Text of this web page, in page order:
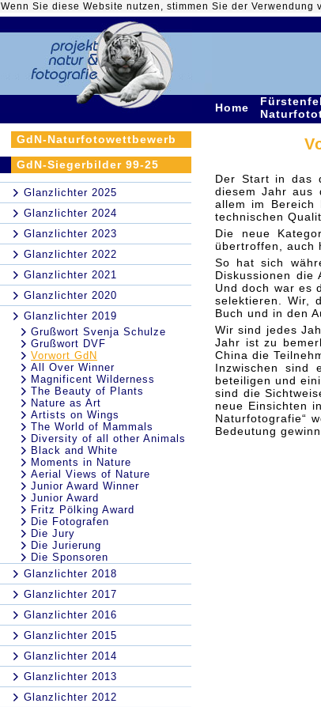
Wenn Sie diese Website nutzen, stimmen Sie der Verwendung
Home
GdN-Naturfotowettbewerb
GdN-Siegerbilder 99-25
Glanzlichter 2025
Glanzlichter 2024
Glanzlichter 2023
Glanzlichter 2022
Glanzlichter 2021
Glanzlichter 2020
Glanzlichter 2019
Grußwort Svenja Schulze
Grußwort DVF
Vorwort GdN
All Over Winner
Magnificent Wilderness
The Beauty of Plants
Nature as Art
Artists on Wings
The World of Mammals
Diversity of all other Animals
Black and White
Moments in Nature
Aerial Views of Nature
Junior Award Winner
Junior Award
Fritz Pölking Award
Die Fotografen
Die Jury
Die Jurierung
Die Sponsoren
Glanzlichter 2018
Glanzlichter 2017
Glanzlichter 2016
Glanzlichter 2015
Glanzlichter 2014
Glanzlichter 2013
Glanzlichter 2012
Der Start in das
diesem Jahr aus
allem im Bereich
technischen
Die neue
übertroffen, auch
So hat sich
Diskussionen die
Und doch war es
selektieren. Wir,
Buch und in den
Wir sind jedes
Jahr ist zu
China die
Inzwischen sind
beteiligen und
sind die
neue Einsichten
Naturfotografie“
Bedeutung